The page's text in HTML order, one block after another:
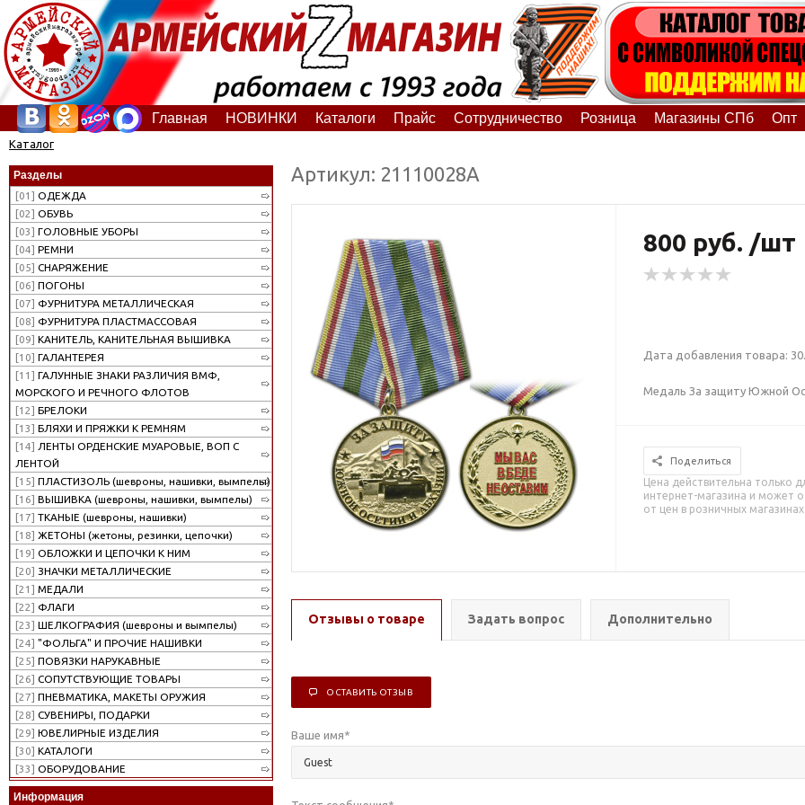
Главная НОВИНКИ Каталоги Прайс Сотрудничество Розница Магазины СПб Опт
Каталог
Разделы
[01] ОДЕЖДА
[02] ОБУВЬ
[03] ГОЛОВНЫЕ УБОРЫ
[04] РЕМНИ
[05] СНАРЯЖЕНИЕ
[06] ПОГОНЫ
[07] ФУРНИТУРА МЕТАЛЛИЧЕСКАЯ
[08] ФУРНИТУРА ПЛАСТМАССОВАЯ
[09] КАНИТЕЛЬ, КАНИТЕЛЬНАЯ ВЫШИВКА
[10] ГАЛАНТЕРЕЯ
[11] ГАЛУННЫЕ ЗНАКИ РАЗЛИЧИЯ ВМФ,
МОРСКОГО И РЕЧНОГО ФЛОТОВ
[12] БРЕЛОКИ
[13] БЛЯХИ И ПРЯЖКИ К РЕМНЯМ
[14] ЛЕНТЫ ОРДЕНСКИЕ МУАРОВЫЕ, ВОП С
ЛЕНТОЙ
[15] ПЛАСТИЗОЛЬ (шевроны, нашивки, вымпелы)
[16] ВЫШИВКА (шевроны, нашивки, вымпелы)
[17] ТКАНЫЕ (шевроны, нашивки)
[18] ЖЕТОНЫ (жетоны, резинки, цепочки)
[19] ОБЛОЖКИ И ЦЕПОЧКИ К НИМ
[20] ЗНАЧКИ МЕТАЛЛИЧЕСКИЕ
[21] МЕДАЛИ
[22] ФЛАГИ
[23] ШЕЛКОГРАФИЯ (шевроны и вымпелы)
[24] "ФОЛЬГА" И ПРОЧИЕ НАШИВКИ
[25] ПОВЯЗКИ НАРУКАВНЫЕ
[26] СОПУТСТВУЮЩИЕ ТОВАРЫ
[27] ПНЕВМАТИКА, МАКЕТЫ ОРУЖИЯ
[28] СУВЕНИРЫ, ПОДАРКИ
[29] ЮВЕЛИРНЫЕ ИЗДЕЛИЯ
[30] КАТАЛОГИ
[33] ОБОРУДОВАНИЕ
Информация
Артикул: 21110028А
800 руб. /шт
Дата добавления товара:
Медаль За защиту Южной
Поделиться
Цена действительна только
интернет-магазина и может
от цен в розничных магазинах
Отзывы о товаре Задать вопрос Дополнительно
ОСТАВИТЬ ОТЗЫВ
Ваше имя*